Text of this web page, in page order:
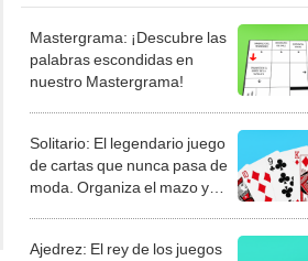
Mastergrama: ¡Descubre las
palabras escondidas en
nuestro Mastergrama!
Solitario: El legendario juego
de cartas que nunca pasa de
moda. Organiza el mazo y
Ajedrez: El rey de los juegos